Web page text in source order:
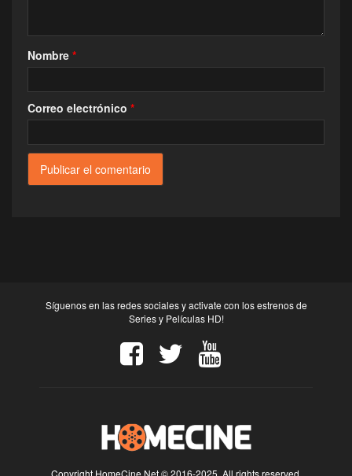
Nombre *
Correo electrónico *
Síguenos en las redes sociales y activate con los estrenos de
Series y Películas HD!
Copyright HomeCine.Net © 2016-2025. All rights reserved.